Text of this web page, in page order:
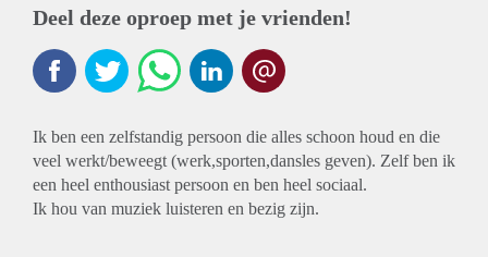
Deel deze oproep met je vrienden!
Ik ben een zelfstandig persoon die alles schoon houd en die
veel werkt/beweegt (werk,sporten,dansles geven). Zelf ben ik
een heel enthousiast persoon en ben heel sociaal.
Ik hou van muziek luisteren en bezig zijn.